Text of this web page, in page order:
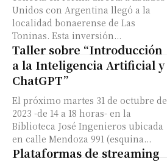
Unidos con Argentina llegó a la
localidad bonaerense de Las
Toninas. Esta inversión...
Taller sobre “Introducción
a la Inteligencia Artificial y
ChatGPT”
El próximo martes 31 de octubre de
2023 -de 14 a 18 horas- en la
Biblioteca José Ingenieros ubicada
en calle Mendoza 991 (esquina...
Plataformas de streaming